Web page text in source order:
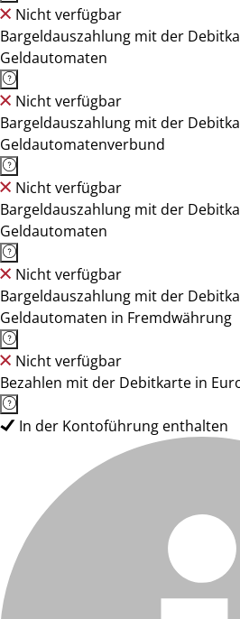
Nicht verfügbar
Bargeldauszahlung mit der
Geldautomaten
Nicht verfügbar
Bargeldauszahlung mit der
Geldautomatenverbund
Nicht verfügbar
Bargeldauszahlung mit der
Geldautomaten
Nicht verfügbar
Bargeldauszahlung mit der
Geldautomaten in Fremdwährung
Nicht verfügbar
Bezahlen mit der Debitkarte in
In der Kontoführung enthalten